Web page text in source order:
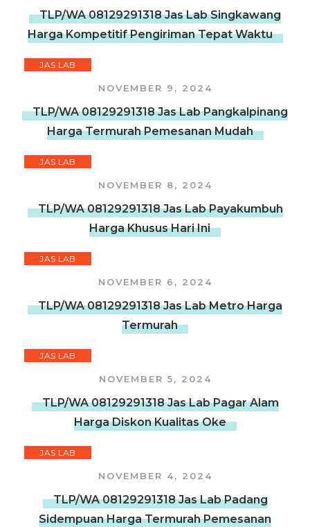
TLP/WA 08129291318 Jas Lab Singkawang
Harga Kompetitif Pengiriman Tepat Waktu
JAS LAB
NOVEMBER 9, 2024
TLP/WA 08129291318 Jas Lab Pangkalpinang
Harga Termurah Pemesanan Mudah
JAS LAB
NOVEMBER 8, 2024
TLP/WA 08129291318 Jas Lab Payakumbuh
Harga Khusus Hari Ini
JAS LAB
NOVEMBER 6, 2024
TLP/WA 08129291318 Jas Lab Metro Harga
Termurah
JAS LAB
NOVEMBER 5, 2024
TLP/WA 08129291318 Jas Lab Pagar Alam
Harga Diskon Kualitas Oke
JAS LAB
NOVEMBER 4, 2024
TLP/WA 08129291318 Jas Lab Padang
Sidempuan Harga Termurah Pemesanan